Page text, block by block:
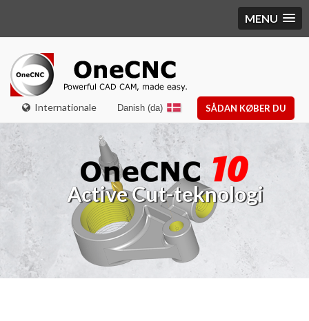
MENU
Internationale SÅDAN KØBER DU
Danish (da)
Cut-teknologi